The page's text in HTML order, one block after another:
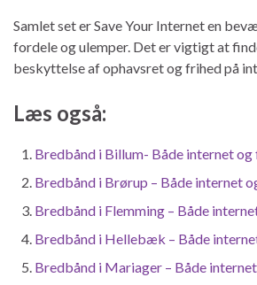
Samlet set er Save Your Internet en
fordele og ulemper. Det er vigtigt at
beskyttelse af ophavsret og frihed på
Læs også:
Bredbånd i Billum- Både internet
Bredbånd i Brørup – Både internet
Bredbånd i Flemming – Både
Bredbånd i Hellebæk – Både
Bredbånd i Mariager – Både